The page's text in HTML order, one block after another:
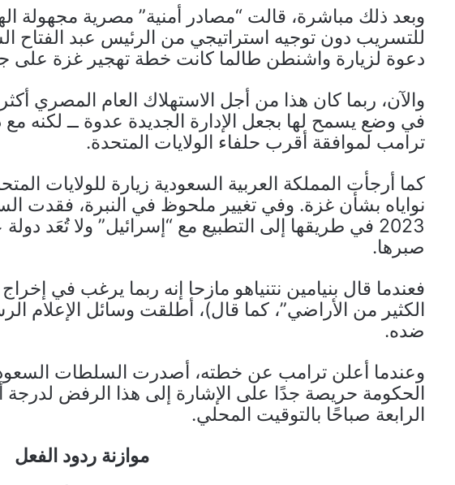
وبعد ذلك مباشرة، قالت “مصادر أمنية” مصرية
للتسريب دون توجيه استراتيجي من الرئيس عبد
دعوة لزيارة واشنطن طالما كانت خطة تهجير غزة على
والآن، ربما كان هذا من أجل الاستهلاك العام المصري
في وضع يسمح لها بجعل الإدارة الجديدة عدوة ــ لكنه
ترامب لموافقة أقرب حلفاء الولايات المتحدة.
كما أرجأت المملكة العربية السعودية زيارة للولايات
2023 في طريقها إلى التطبيع مع “إسرائيل” ولا تُعَد
صبرها.
فعندما قال بنيامين نتنياهو مازحا إنه ربما يرغب في
الكثير من الأراضي”، كما قال)، أطلقت وسائل الإعلام
ضده.
وعندما أعلن ترامب عن خطته، أصدرت السلطات
الحكومة حريصة جدًا على الإشارة إلى هذا الرفض لدرجة
الرابعة صباحًا بالتوقيت المحلي.
موازنة ردود الفعل